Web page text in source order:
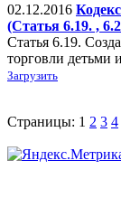
02.12.2016
(Статья 6.19. ,
Статья 6.19.
торговли детьми
Загрузить
Страницы: 1 2 3 4